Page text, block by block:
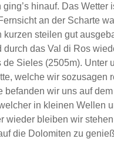
hinauf. Das Wetter
an der Scharte
kurzen steilen gut
durch das Val di Ros
de Sieles (2505m). Unter
welche wir sozusagen
befanden wir uns auf dem
in kleinen Wellen
wieder bleiben wir
die Dolomiten zu